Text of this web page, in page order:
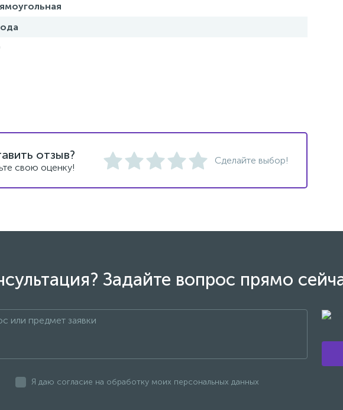
отзыв?
свою оценку!
Сделайте выбор!
Задайте вопрос прямо
Я даю согласие на обработку моих персональных данных